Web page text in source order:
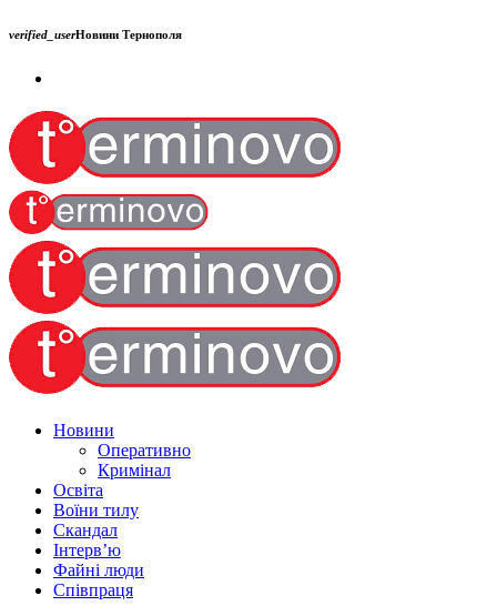
verified_userНовини Тернополя
Новини
Оперативно
Кримінал
Освіта
Воїни тилу
Скандал
Інтерв’ю
Файні люди
Співпраця